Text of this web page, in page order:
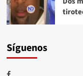
Síguenos